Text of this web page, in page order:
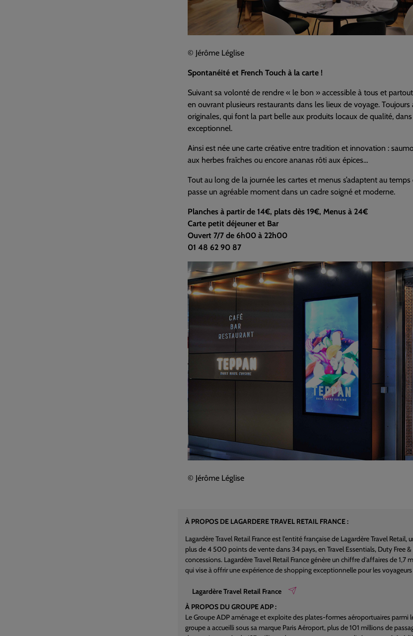
© Jérôme Léglise
Spontanéité et French Touch à la carte !
Suivant sa volonté de rendre « le bon » accessible à tous et
en ouvrant plusieurs restaurants dans les lieux de voyage.
originales, qui font la part belle aux produits locaux de qualité,
exceptionnel.
Ainsi est née une carte créative entre tradition et innovation :
aux herbes fraîches ou encore ananas rôti aux épices…
Tout au long de la journée les cartes et menus s’adaptent au
passe un agréable moment dans un cadre soigné et moderne.
Planches à partir de 14€, plats dès 19€, Menus à 24€
Carte petit déjeuner et Bar
Ouvert 7/7 de 6h00 à 22h00
01 48 62 90 87
© Jérôme Léglise
À PROPOS DE LAGARDERE TRAVEL RETAIL FRANCE :
Lagardère Travel Retail France est l'entité française de Lagardère Travel
plus de 4 500 points de vente dans 34 pays, en Travel Essentials, Duty Free
concessions. Lagardère Travel Retail France génère un chiffre d'affaires de
qui vise à offrir une expérience de shopping exceptionnelle pour les
Lagardère Travel Retail France
À PROPOS DU GROUPE ADP :
Le Groupe ADP aménage et exploite des plates-formes aéroportuaires parmi
groupe a accueilli sous sa marque Paris Aéroport, plus de 101 millions de